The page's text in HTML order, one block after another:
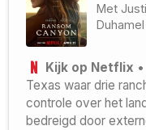
Met
Duhamel
Kijk op Netflix
Texas waar drie
controle over het
bedreigd door